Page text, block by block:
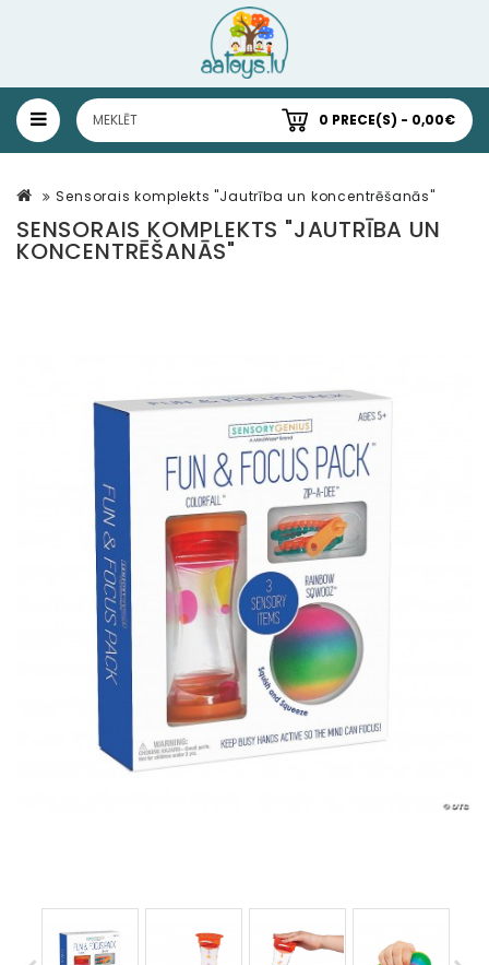
0 PRECE(S) - 0,00€
Sensorais komplekts "Jautrība un koncentrēšanās"
SENSORAIS KOMPLEKTS "JAUTRĪBA UN
KONCENTRĒŠANĀS"